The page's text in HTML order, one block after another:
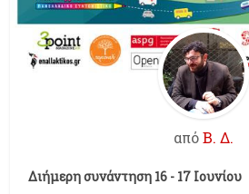
απόΒ. Δ.
Διήμερη συνάντηση 16 - 17 Ιουνίου